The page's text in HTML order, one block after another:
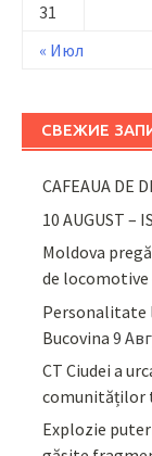
« Июл
31
СВЕЖИЕ
CAFEAUA DE
10 AUGUST –
Moldova
de locomotive
Personalitate
Bucovina 9
CT Ciudei a
comunităților
Explozie